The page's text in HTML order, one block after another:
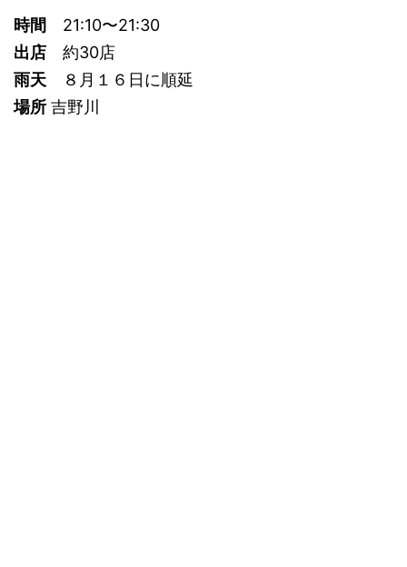
時間 21:10〜21:30
出店 約30店
雨天 ８月１６日に順延
場所 吉野川